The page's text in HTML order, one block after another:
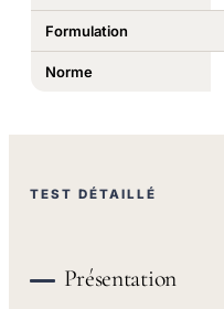
Formulation
Norme
TEST DÉTAILLÉ
Présentation